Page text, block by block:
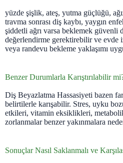
yüzde şişlik, ateş, yutma güçlüğü,
travma sonrası diş kaybı, yaygın
şiddetli ağrı varsa beklemek
değerlendirme gerektirebilir ve evde
veya randevu bekleme yaklaşımı
Benzer Durumlarla Karıştırılabilir
Diş Beyazlatma Hassasiyeti bazen
belirtilerle karışabilir. Stres, uyku
etkileri, vitamin eksiklikleri,
zorlanmalar benzer yakınmalara
Sonuçlar Nasıl Saklanmalı ve